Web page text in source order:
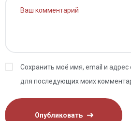
Сохранить моё имя, email и адрес
для последующих моих